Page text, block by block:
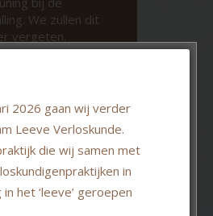
We zullen dit
vergeten.
2026 gaan wij verder
Leeve Verloskunde.
die wij samen met
in
het ‘leeve’ geroepen